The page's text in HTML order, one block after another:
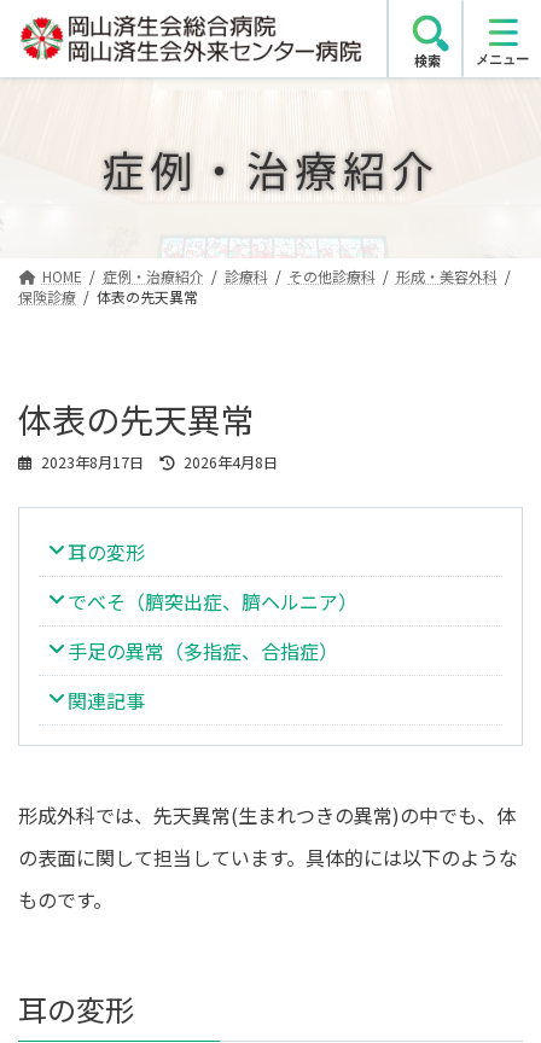
テ
ゲ
症例・治療紹介
HOME 症例・治療紹介 診療科 その他診療科
形成・美容外科
保険診療
体表の先天異常
体表の先天異常
2023年8月17日
最
更
:
2026年4月8日
耳の変形
でべそ（臍突出症、臍ヘルニア）
手足の異常（多指症、合指症）
関連記事
形成外科では、先天異常(生まれつきの異常)の中でも、体
の表面に関して担当しています。具体的には以下のような
ものです。
耳の変形
検索